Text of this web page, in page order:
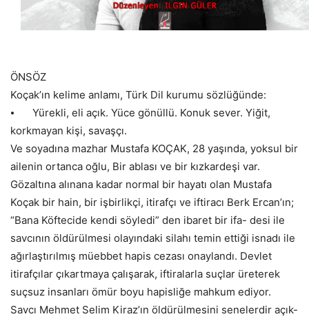
ÖNSÖZ
Koçak’ın kelime anlamı, Türk Dil kurumu sözlüğünde:
⦁
Yürekli, eli açık. Yüce gönüllü. Konuk sever. Yiğit,
korkmayan kişi, savaşçı.
Ve soyadına mazhar Mustafa KOÇAK, 28 yaşında, yoksul bir
ailenin ortanca oğlu, Bir ablası ve bir kızkardeşi var.
Gözaltına alınana kadar normal bir hayatı olan Mustafa
Koçak bir hain, bir işbirlikçi, itirafçı ve iftiracı Berk Ercan’ın;
“Bana Köftecide kendi söyledi” den ibaret bir ifa- desi ile
savcının öldürülmesi olayındaki silahı temin ettiği isnadı ile
ağırlaştırılmış müebbet hapis cezası onaylandı. Devlet
itirafçılar çıkartmaya çalışarak, iftiralarla suçlar üreterek
suçsuz insanları ömür boyu hapisliğe mahkum ediyor.
Savcı Mehmet Selim Kiraz’ın öldürülmesini senelerdir açık-